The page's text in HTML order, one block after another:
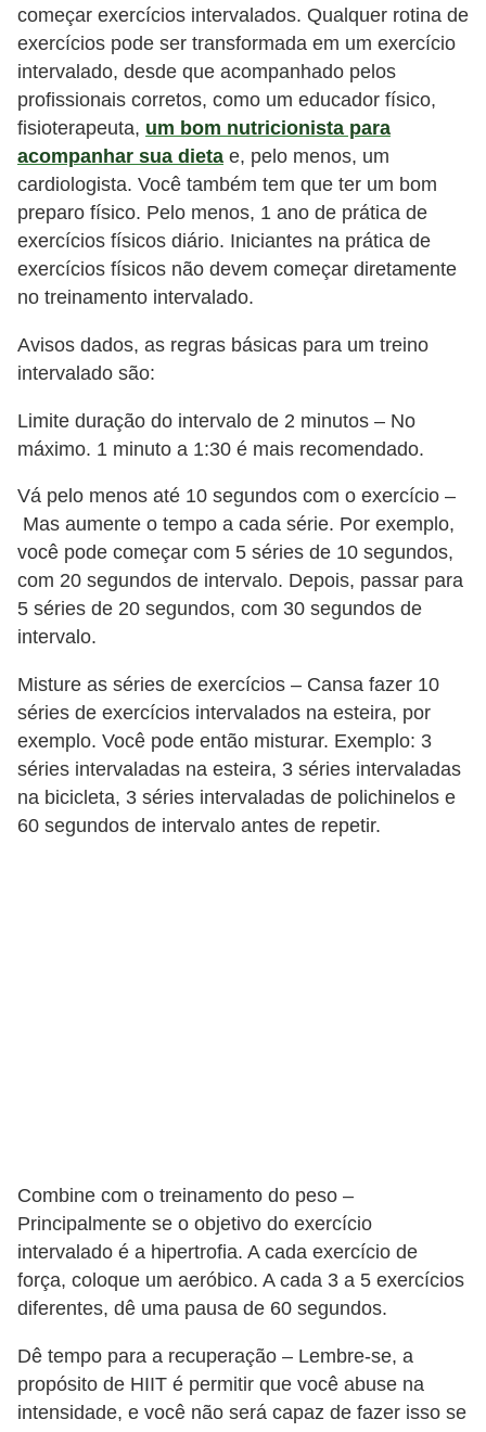
começar exercícios intervalados. Qualquer rotina de
exercícios pode ser transformada em um exercício
intervalado, desde que acompanhado pelos
profissionais corretos, como um educador físico,
fisioterapeuta, um bom nutricionista para
acompanhar sua dieta e, pelo menos, um
cardiologista. Você também tem que ter um bom
preparo físico. Pelo menos, 1 ano de prática de
exercícios físicos diário. Iniciantes na prática de
exercícios físicos não devem começar diretamente
no treinamento intervalado.
Avisos dados, as regras básicas para um treino
intervalado são:
Limite duração do intervalo de 2 minutos – No
máximo. 1 minuto a 1:30 é mais recomendado.
Vá pelo menos até 10 segundos com o exercício –
Mas aumente o tempo a cada série. Por exemplo,
você pode começar com 5 séries de 10 segundos,
com 20 segundos de intervalo. Depois, passar para
5 séries de 20 segundos, com 30 segundos de
intervalo.
Misture as séries de exercícios – Cansa fazer 10
séries de exercícios intervalados na esteira, por
exemplo. Você pode então misturar. Exemplo: 3
séries intervaladas na esteira, 3 séries intervaladas
na bicicleta, 3 séries intervaladas de polichinelos e
60 segundos de intervalo antes de repetir.
Combine com o treinamento do peso –
Principalmente se o objetivo do exercício
intervalado é a hipertrofia. A cada exercício de
força, coloque um aeróbico. A cada 3 a 5 exercícios
diferentes, dê uma pausa de 60 segundos.
Dê tempo para a recuperação – Lembre-se, a
propósito de HIIT é permitir que você abuse na
intensidade, e você não será capaz de fazer isso se